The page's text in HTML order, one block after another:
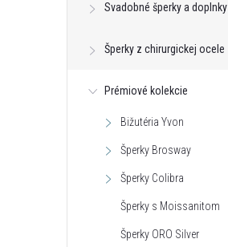
Svadobné šperky a doplnky
Šperky z chirurgickej ocele
Prémiové kolekcie
Bižutéria Yvon
Šperky Brosway
Šperky Colibra
Šperky s Moissanitom
Šperky ORO Silver